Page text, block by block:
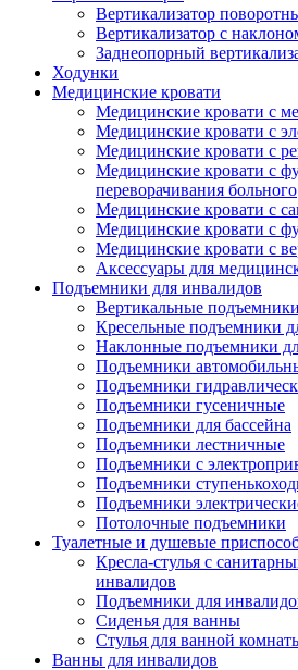
Вертикализатор
Вертикализатор с
Заднеопорный
Ходунки
Медицинские кровати
Медицинские кровати с
Медицинские кровати с
Медицинские кровати с
Медицинские кровати с
переворачивания больного
Медицинские кровати с
Медицинские кровати с
Медицинские кровати с
Аксессуары для
Подъемники для инвалидов
Вертикальные
Кресельные подъемники
Наклонные подъемники
Подъемники
Подъемники
Подъемники гусеничные
Подъемники для бассейна
Подъемники лестничные
Подъемники с
Подъемники
Подъемники
Потолочные подъемники
Туалетные и душевые
Кресла-стулья с
инвалидов
Подъемники для
Сиденья для ванны
Стулья для ванной
Ванны для инвалидов